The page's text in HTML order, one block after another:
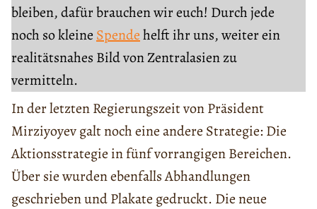
bleiben, dafür brauchen wir euch! Durch jede
noch so kleine Spendehelft ihr uns, weiter ein
realitätsnahes Bild von Zentralasien zu
vermitteln.
In der letzten Regierungszeit von Präsident
Mirziyoyev galt noch eine andere Strategie: Die
Aktionsstrategie in fünf vorrangigen Bereichen.
Über sie wurden ebenfalls Abhandlungen
geschrieben und Plakate gedruckt. Die neue